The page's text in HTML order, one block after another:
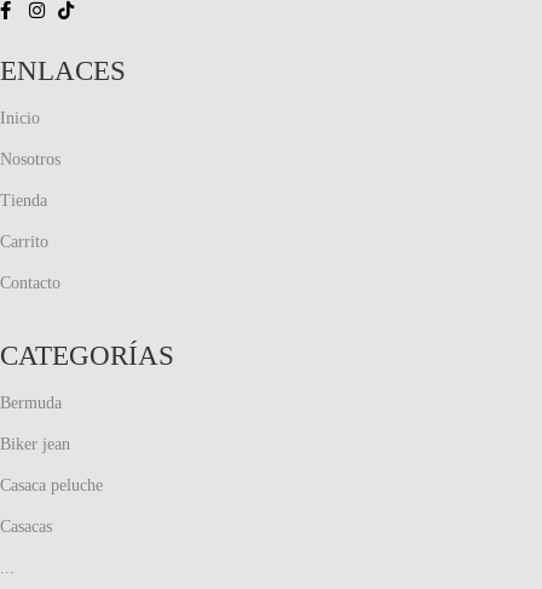
ENLACES
Inicio
Nosotros
Tienda
Carrito
Contacto
CATEGORÍAS
Bermuda
Biker jean
Casaca peluche
Casacas